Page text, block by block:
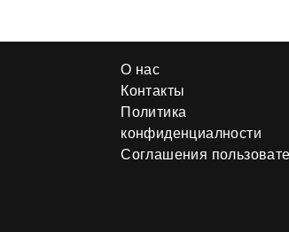
О нас
Контакты
Политика
конфиденциалности
Соглашения